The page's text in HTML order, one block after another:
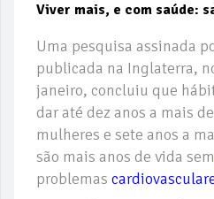
Viver mais, e com saúde:
Uma pesquisa assinada
publicada na Inglaterra,
janeiro, concluiu que
dar até dez anos a mais
mulheres e sete anos a
são mais anos de vida sem
problemas